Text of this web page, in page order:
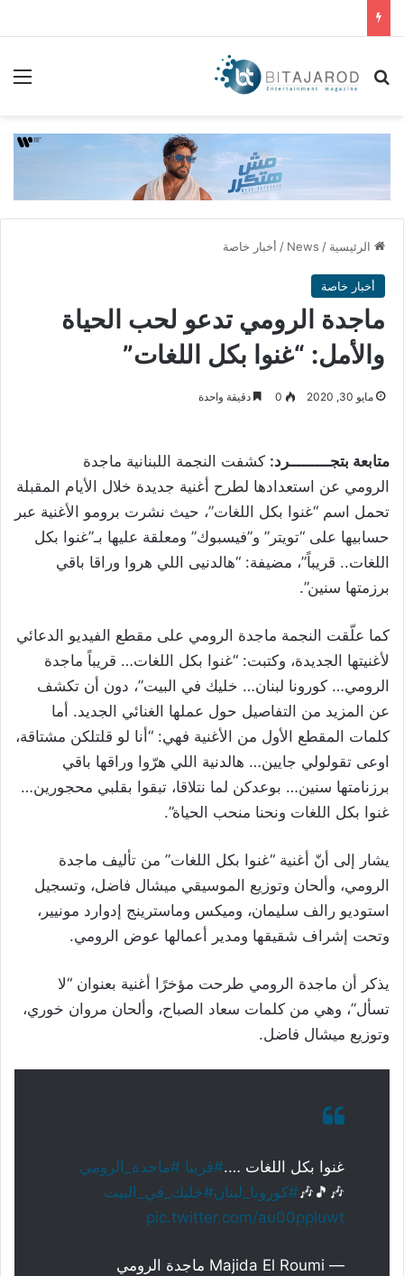
بحث عن
الرئيسية /
News
/ أخبار خاصة
أخبار خاصة
ماجدة الرومي تدعو لحب الحياة
والأمل: “غنوا بكل اللغات”
مايو 30, 2020 0 دقيقة واحدة
متابعة بتجـــــــــرد: كشفت النجمة اللبنانية ماجدة
الرومي عن استعدادها لطرح أغنية جديدة خلال الأيام المقبلة
تحمل اسم “غنوا بكل اللغات”، حيث نشرت برومو الأغنية عبر
حسابيها على “تويتر” و”فيسبوك” ومعلقة عليها بـ”غنوا بكل
اللغات.. قريباً”، مضيفة: “هالدنيى اللي هروا وراقا باقي
برزمتها سنين”.
كما علّقت النجمة ماجدة الرومي على مقطع الفيديو الدعائي
لأغنيتها الجديدة، وكتبت: “غنوا بكل اللغات… قريباً ماجدة
الرومي… كورونا لبنان… خليك في البيت”، دون أن تكشف
عن المزيد من التفاصيل حول عملها الغنائي الجديد. أما
كلمات المقطع الأول من الأغنية فهي: “أنا لو قلتلكن مشتاقة،
اوعى تقولولي جايين… هالدنية اللي هرّوا وراقها باقي
برزنامتها سنين… بوعدكن لما نتلاقا، تبقوا بقلبي محجورين…
غنوا بكل اللغات ونحنا منحب الحياة”.
يشار إلى أنّ أغنية “غنوا بكل اللغات” من تأليف ماجدة
الرومي، وألحان وتوزيع الموسيقي ميشال فاضل، وتسجيل
استوديو رالف سليمان، وميكس وماسترينج إدوارد مونيير،
وتحت إشراف شقيقها ومدير أعمالها عوض الرومي.
يذكر أن ماجدة الرومي طرحت مؤخرًا أغنية بعنوان “لا
تسأل”، وهي من كلمات سعاد الصباح، وألحان مروان خوري،
وتوزيع ميشال فاضل.
غنوا بكل اللغات ….#قريبا #ماجدة_الرومي
🎶🎵🎶#كورونا_لبنان#خليك_في_البيت
pic.twitter.com/au00ppluwt
— Majida El Roumi ماجدة الرومي